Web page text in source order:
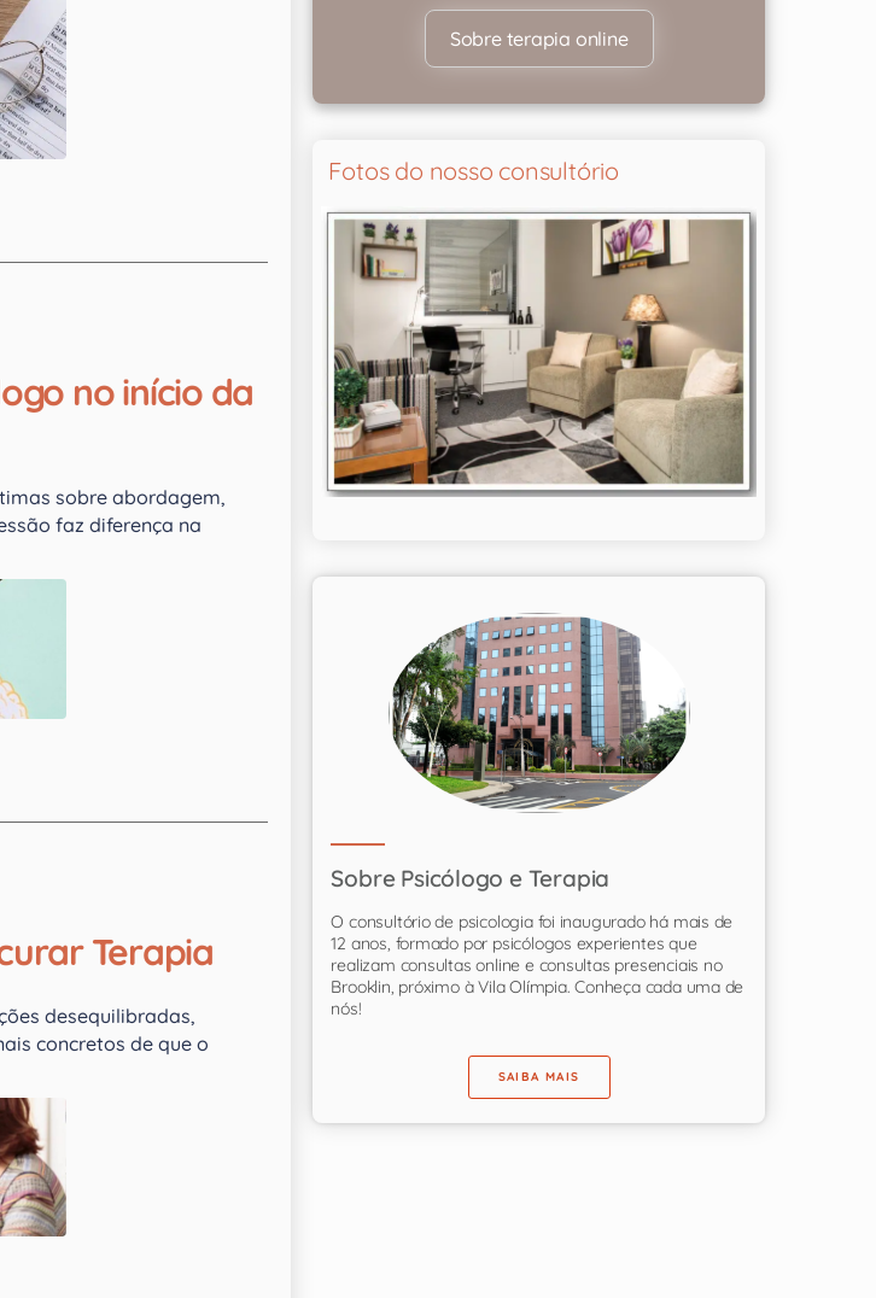
no início da
sobre abordagem,
faz diferença na
Terapia
desequilibradas,
concretos de que o
Sobre terapia online
Fotos do nosso consultório
Sobre Psicólogo e Terapia
O consultório de psicologia foi inaugurado há mais de
12 anos, formado por psicólogos experientes que
realizam consultas online e consultas presenciais no
Brooklin, próximo à Vila Olímpia. Conheça cada uma de
nós!
SAIBA MAIS